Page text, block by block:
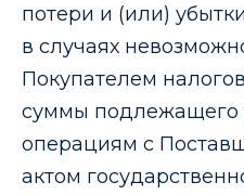
потери и (или)
в случаях
Покупателем
суммы подлежащего
операциям с
актом